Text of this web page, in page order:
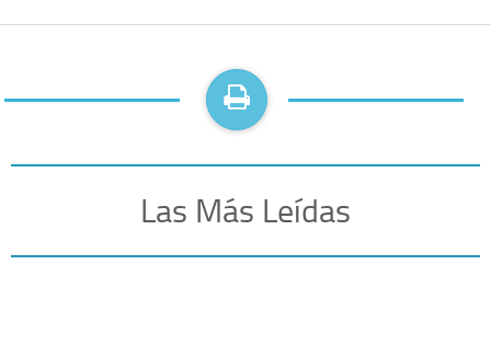
Las Más Leídas